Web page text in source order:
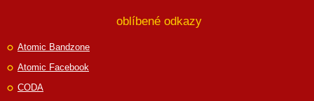
oblíbené odkazy
Atomic Bandzone
Atomic Facebook
CODA